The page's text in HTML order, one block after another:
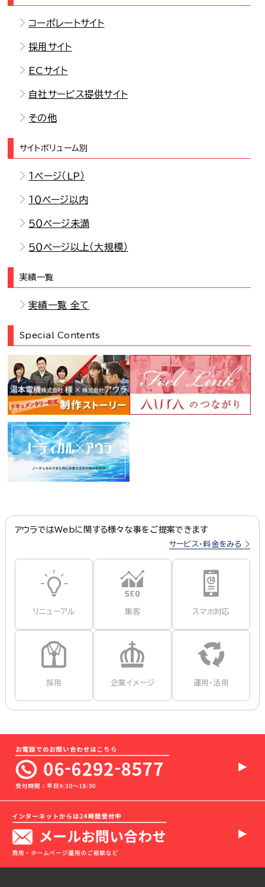
コーポレートサイト
採用サイト
ECサイト
自社サービス提供サイト
その他
サイトボリューム別
１ページ（LP）
１０ページ以内
５０ページ未満
５０ページ以上（大規模）
実績一覧
実績一覧 全て
Special Contents
アウラではWebに関する様々な事をご提案できます
サービス・料金をみる
リニューアル 集客 スマホ対応
採用 企業イメージ 運用・活用